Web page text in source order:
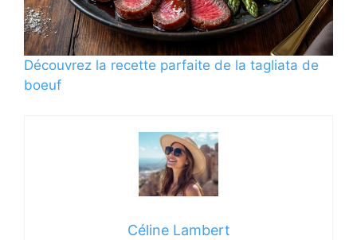
Découvrez la recette parfaite de la tagliata de
boeuf
Céline Lambert